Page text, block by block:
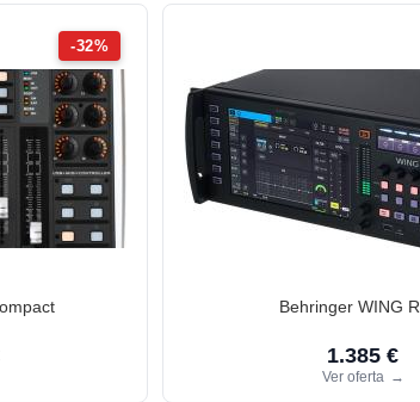
-32%
Behringer WING
1.385 €
Ver oferta →